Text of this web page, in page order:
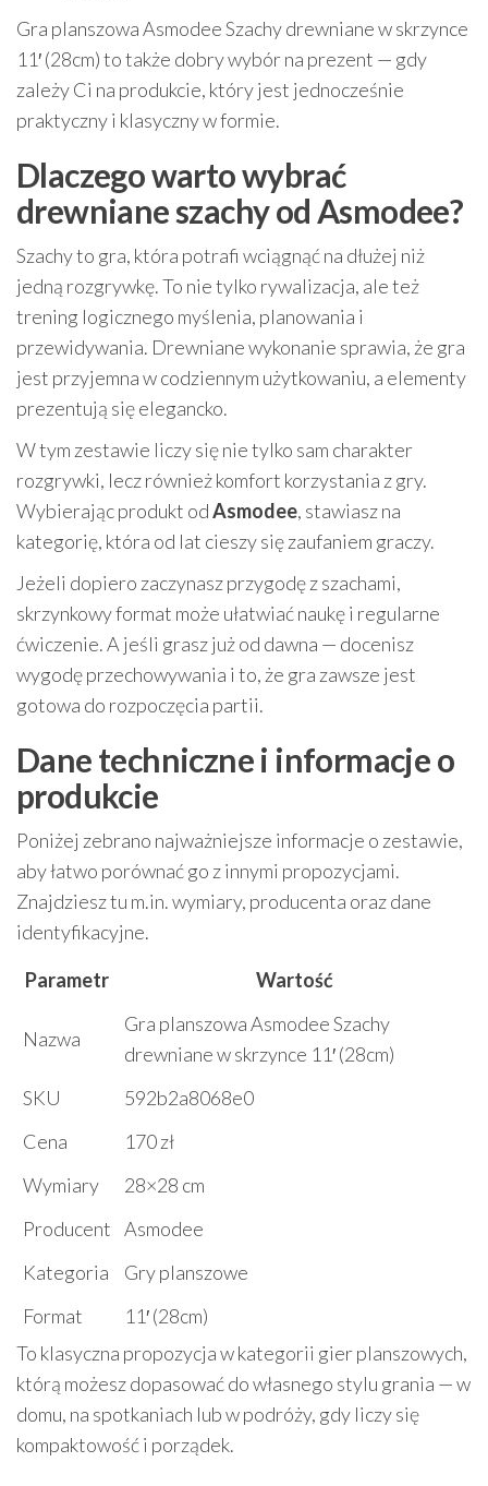
Gra planszowa Asmodee Szachy drewniane w skrzynce
11′ (28cm) to także dobry wybór na prezent — gdy
zależy Ci na produkcie, który jest jednocześnie
praktyczny i klasyczny w formie.
Dlaczego warto wybrać
drewniane szachy od Asmodee?
Szachy to gra, która potrafi wciągnąć na dłużej niż
jedną rozgrywkę. To nie tylko rywalizacja, ale też
trening logicznego myślenia, planowania i
przewidywania. Drewniane wykonanie sprawia, że gra
jest przyjemna w codziennym użytkowaniu, a elementy
prezentują się elegancko.
W tym zestawie liczy się nie tylko sam charakter
rozgrywki, lecz również komfort korzystania z gry.
Wybierając produkt odAsmodee, stawiasz na
kategorię, która od lat cieszy się zaufaniem graczy.
Jeżeli dopiero zaczynasz przygodę z szachami,
skrzynkowy format może ułatwiać naukę i regularne
ćwiczenie. A jeśli grasz już od dawna — docenisz
wygodę przechowywania i to, że gra zawsze jest
gotowa do rozpoczęcia partii.
Dane techniczne i informacje o
produkcie
Poniżej zebrano najważniejsze informacje o zestawie,
aby łatwo porównać go z innymi propozycjami.
Znajdziesz tu m.in. wymiary, producenta oraz dane
identyfikacyjne.
Parametr
Wartość
Nazwa
Gra planszowa Asmodee Szachy
drewniane w skrzynce 11′ (28cm)
SKU
592b2a8068e0
Cena
170 zł
Wymiary
28×28 cm
Producent Asmodee
Kategoria
Gry planszowe
Format
11′ (28cm)
To klasyczna propozycja w kategorii gier planszowych,
którą możesz dopasować do własnego stylu grania — w
domu, na spotkaniach lub w podróży, gdy liczy się
kompaktowość i porządek.